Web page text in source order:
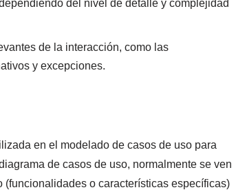
del nivel de detalle y complejidad
de la interacción, como las
y excepciones.
en el modelado de casos de uso para
de casos de uso, normalmente se ven
o características específicas)